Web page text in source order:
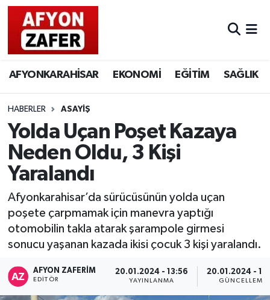
AFYONKARAHİSAR EKONOMİ EĞİTİM SAĞLIK
HABERLER ASAYİŞ
Yolda Uçan Poşet Kazaya
Neden Oldu, 3 Kişi
Yaralandı
Afyonkarahisar’da sürücüsünün yolda uçan
poşete çarpmamak için manevra yaptığı
otomobilin takla atarak şarampole girmesi
sonucu yaşanan kazada ikisi çocuk 3 kişi yaralandı.
AFYON ZAFERİM
EDITÖR
20.01.2024 - 13:56
YAYINLANMA
20.01.2024 -
GÜNCELLEME